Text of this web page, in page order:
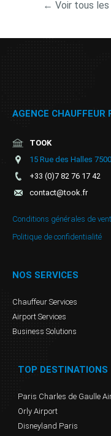
← Voir tous
AGENCE CHAUFFEUR
TOOK
15 Rue des Halles
+33 (0)7 82 76 17 42
contact@took.fr
Conditions générales de
Politique de confidentialité
NOS SERVICES
Chauffeur Services
Airport Services
Business Solutions
TOP DESTINATIONS
Paris Charles de Gaulle
Orly Airport
Disneyland Paris